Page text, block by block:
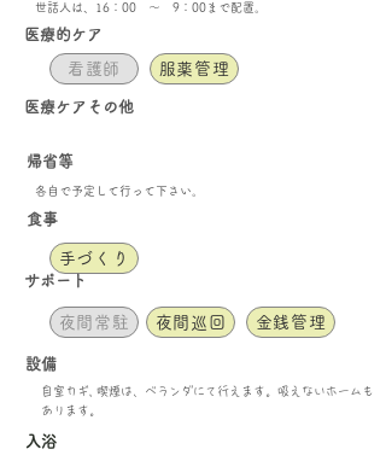
手づくり
世話人は、16：00 ～ 9：00まで配置。
医療的ケア
看護師 服薬管理
医療ケア​その他
帰省等
各自で予定して行って下さい。
食事
​サポート
夜間常駐 夜間巡回 金銭管理
設備
自室カギ, 喫煙は、ベランダにて行えます。吸えないホームも
あります。
​入浴